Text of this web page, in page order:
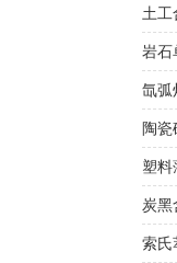
炭黑
索氏